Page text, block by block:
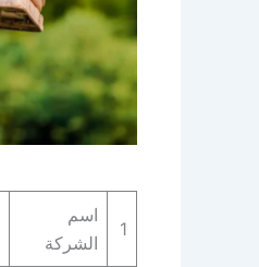
1
اسم
الشركة